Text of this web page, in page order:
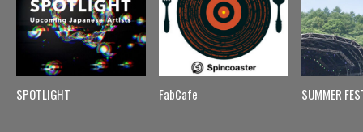
SPOTLIGHT FabCafe SUMMER